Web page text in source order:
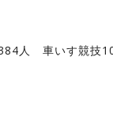
人 車いす競技